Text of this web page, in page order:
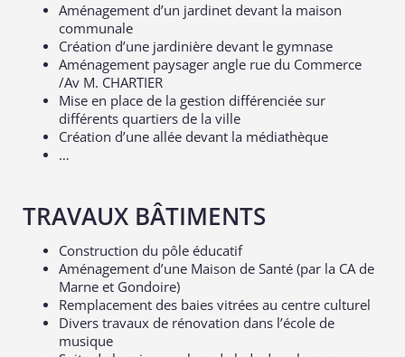
Aménagement d’un jardinet devant la maison
communale
Création d’une jardinière devant le gymnase
Aménagement paysager angle rue du Commerce
/Av M. CHARTIER
Mise en place de la gestion différenciée sur
différents quartiers de la ville
Création d’une allée devant la médiathèque
…
TRAVAUX BÂTIMENTS
Construction du pôle éducatif
Aménagement d’une Maison de Santé (par la CA de
Marne et Gondoire)
Remplacement des baies vitrées au centre culturel
Divers travaux de rénovation dans l’école de
musique